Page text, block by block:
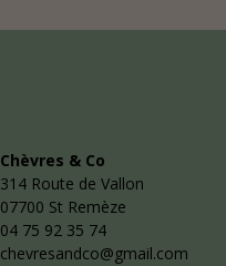
Chèvres & Co
314 Route de Vallon
07700 St Remèze
04 75 92 35 74
chevresandco@gmail.com